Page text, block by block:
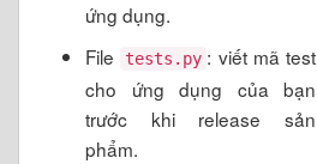
ứng dụng.
File
tests.py : viết mã test
cho ứng dụng của bạn
trước khi release sản
phẩm.